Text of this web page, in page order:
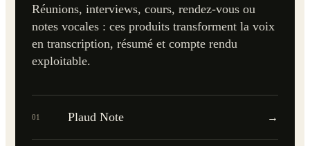
Réunions, interviews, cours, rendez-vous ou
notes vocales : ces produits transforment la voix
en transcription, résumé et compte rendu
exploitable.
01 Plaud Note →